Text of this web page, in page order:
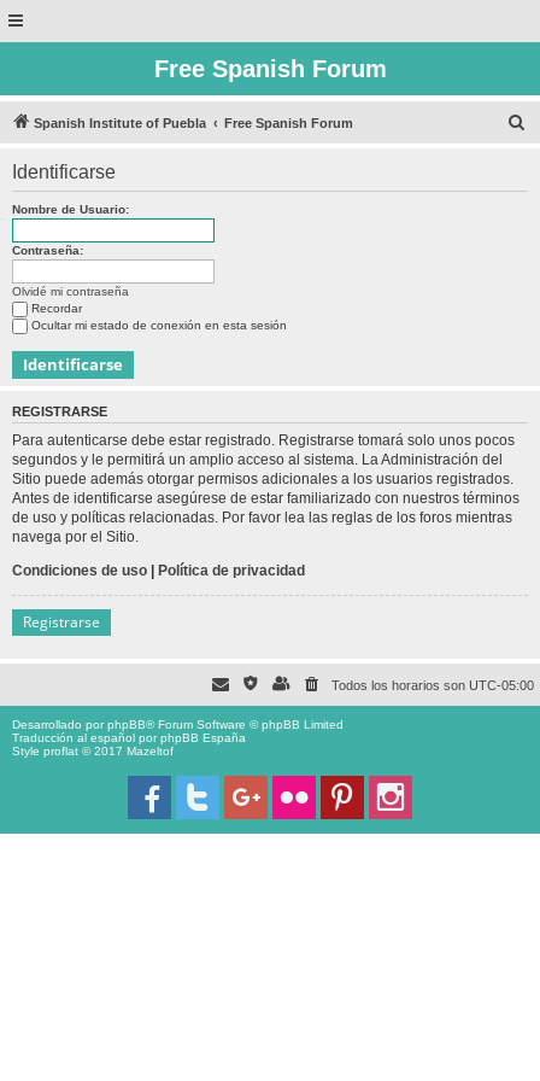
Free Spanish Forum
Spanish Institute of Puebla Free Spanish Forum
Identificarse
Nombre de Usuario:
Contraseña:
Olvidé mi contraseña
Recordar
Ocultar mi estado de conexión en esta sesión
REGISTRARSE
Para autenticarse debe estar registrado. Registrarse tomará solo unos pocos
segundos y le permitirá un amplio acceso al sistema. La Administración del
Sitio puede además otorgar permisos adicionales a los usuarios registrados.
Antes de identificarse asegúrese de estar familiarizado con nuestros términos
de uso y políticas relacionadas. Por favor lea las reglas de los foros mientras
navega por el Sitio.
Condiciones de uso | Política de privacidad
Registrarse
Todos los horarios son UTC-05:00
Desarrollado porphpBB® Forum Software © phpBB Limited
Traducción al español porphpBB España
Style proflat © 2017 Mazeltof